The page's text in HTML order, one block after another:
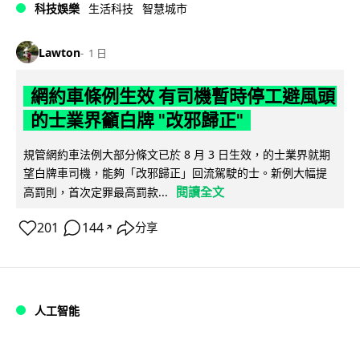
科技娛樂 生活科技 智慧城市
Lawton 1 日
網約車條例生效 有司機暫時停工避風頭
的士業界籲白牌 "改邪歸正"
規管網約車法例大部分條文已於 8 月 3 日生效，的士業界就期
望白牌車司機，能夠「改邪歸正」回流駕駛的士。新例大幅提
高罰則，首次定罪最高罰款...
閱讀全文
201 144 ↗ 分享
人工智能